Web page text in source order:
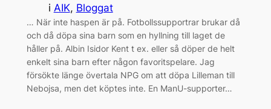
i AIK, Bloggat
… När inte haspen är på. Fotbollssupportrar brukar då
och då döpa sina barn som en hyllning till laget de
håller på. Albin Isidor Kent t ex. eller så döper de helt
enkelt sina barn efter någon favoritspelare. Jag
försökte länge övertala NPG om att döpa Lilleman till
Nebojsa, men det köptes inte. En ManU-supporter…